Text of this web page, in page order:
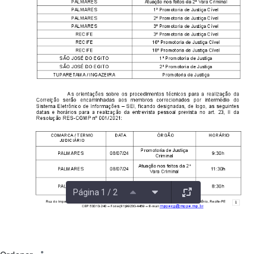
Página 1 / 2